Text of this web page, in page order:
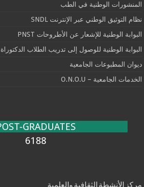
المنشورات الوطنية في الطب
نظام التوثيق الوطني عبر الإنترنت SNDL
البوابة الوطنية للإشعار عن الأطروحات PNST
البوابة الوطنية للوصول إلى تدريب الطلاب الدكتوراة
ديوان المطبوعات الجامعية
الخدمات الجامعية – O.N.O.U
GRADUATES
6188